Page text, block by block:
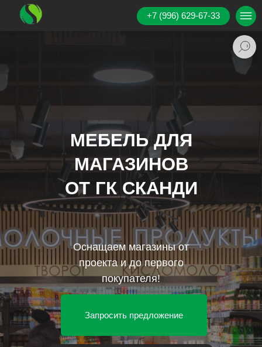
+7 (996) 629-67-33
МЕБЕЛЬ ДЛЯ
МАГАЗИНОВ
ОТ ГК СКАНДИ
Оснащаем магазины от
проекта и до первого
покупателя!
Запросить предложение